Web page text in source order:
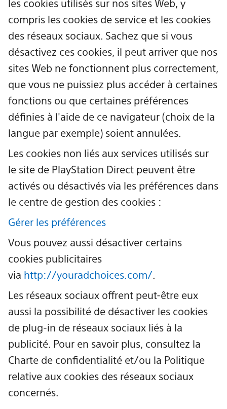
les cookies utilisés sur nos sites Web, y
compris les cookies de service et les cookies
des réseaux sociaux. Sachez que si vous
désactivez ces cookies, il peut arriver que nos
sites Web ne fonctionnent plus correctement,
que vous ne puissiez plus accéder à certaines
fonctions ou que certaines préférences
définies à l'aide de ce navigateur (choix de la
langue par exemple) soient annulées.
Les cookies non liés aux services utilisés sur
le site de PlayStation Direct peuvent être
activés ou désactivés via les préférences dans
le centre de gestion des cookies :
Gérer les préférences
Vous pouvez aussi désactiver certains
cookies publicitaires
via http://youradchoices.com/.
Les réseaux sociaux offrent peut-être eux
aussi la possibilité de désactiver les cookies
de plug-in de réseaux sociaux liés à la
publicité. Pour en savoir plus, consultez la
Charte de confidentialité et/ou la Politique
relative aux cookies des réseaux sociaux
concernés.